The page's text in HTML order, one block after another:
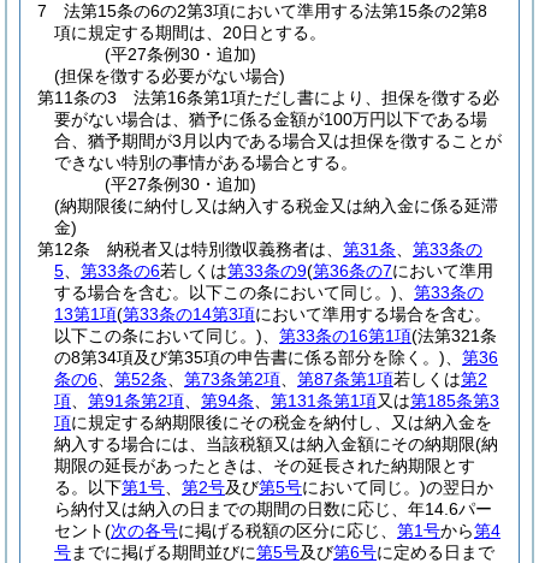
7
法第15条の6の2第3項において準用する法第15条の2第8
項に規定する期間は、20日とする。
(平27条例30・追加)
(担保を徴する必要がない場合)
第11条の3
法第16条第1項ただし書により、担保を徴する必
要がない場合は、猶予に係る金額が100万円以下である場
合、猶予期間が3月以内である場合又は担保を徴することが
できない特別の事情がある場合とする。
(平27条例30・追加)
(納期限後に納付し又は納入する税金又は納入金に係る延滞
金)
第12条
納税者又は特別徴収義務者は、 第31条
第33条の
5
第33条の6若しくは第33条の9(第36条の7において準用
する場合を含む。以下この条において同じ。)
第33条の
13第1項(第33条の14第3項において準用する場合を含む。
以下この条において同じ。)
第33条の16第1項(法第321条
の8第34項及び第35項の申告書に係る部分を除く。)
第36
条の6
第52条 第73条第2項 第87条第1項若しくは第2
項
第91条第2項 第94条 第131条第1項又は第185条第3
項に規定する納期限後にその税金を納付し、又は納入金を
納入する場合には、当該税額又は納入金額にその納期限(納
期限の延長があったときは、その延長された納期限とす
る。以下第1号 第2号及び第5号において同じ。)の翌日か
ら納付又は納入の日までの期間の日数に応じ、年14.6パー
セント(次の各号に掲げる税額の区分に応じ、 第1号から第4
号までに掲げる期間並びに第5号及び第6号に定める日まで